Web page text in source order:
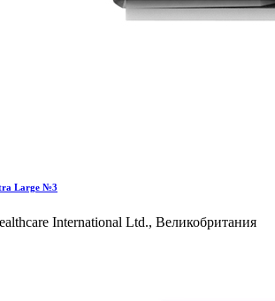
Large №3
International Ltd., Великобритания